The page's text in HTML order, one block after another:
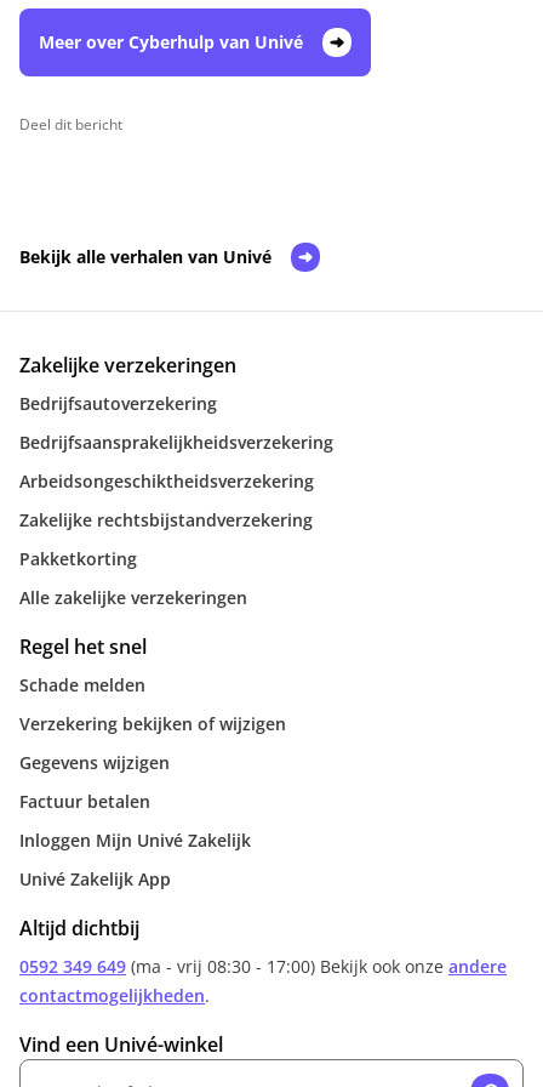
Meer over Cyberhulp van Univé
Deel dit bericht
Bekijk alle verhalen van Univé
Zakelijke verzekeringen
Bedrijfsautoverzekering
Bedrijfsaansprakelijkheidsverzekering
Arbeidsongeschiktheidsverzekering
Zakelijke rechtsbijstandverzekering
Pakketkorting
Alle zakelijke verzekeringen
Regel het snel
Schade melden
Verzekering bekijken of wijzigen
Gegevens wijzigen
Factuur betalen
Inloggen Mijn Univé Zakelijk
Univé Zakelijk App
Altijd dichtbij
0592 349 649 (ma - vrij 08:30 - 17:00) Bekijk ook onze andere
contactmogelijkheden.
Vind een Univé-winkel